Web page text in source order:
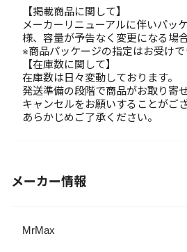
【掲載商品に関して】
メーカーリニューアルに伴いパッ
様、容量が予告なく変更になる場
※商品パッケージの指定はお受けで
【在庫数に関して】
在庫数は日々変動しております。
発送準備の段階で商品がお取り寄
キャンセルをお願いすることがござ
あらかじめご了承ください。
メーカー情報
MrMax